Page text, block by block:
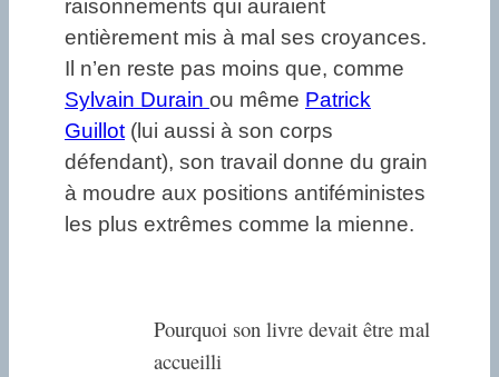
raisonnements qui auraient
entièrement mis à mal ses croyances.
Il n’en reste pas moins que, comme
Sylvain Durain ou même Patrick
Guillot (lui aussi à son corps
défendant), son travail donne du grain
à moudre aux positions antiféministes
les plus extrêmes comme la mienne.
Pourquoi son livre devait être mal
accueilli